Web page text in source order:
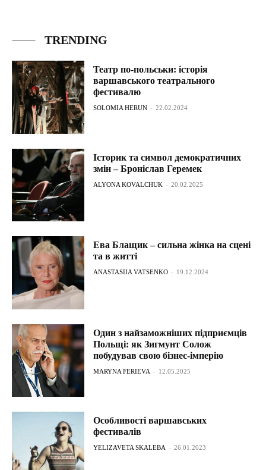
TRENDING
Театр по-польськи: історія
варшавського театрального
фестивалю
SOLOMIA HERUN - 22.02.2024
Історик та символ демократичних
змін – Броніслав Геремек
ALYONA KOVALCHUK - 20.02.2025
Ева Блащик – сильна жінка на сцені
та в житті
ANASTASIIA VATSENKO - 19.12.2024
Один з найзаможніших підприємців
Польщі: як Зигмунт Солож
побудував свою бізнес-імперію
MARYNA FERIEVA - 12.05.2025
Особливості варшавських
фестивалів
YELIZAVETA SKALEBA - 26.01.2023